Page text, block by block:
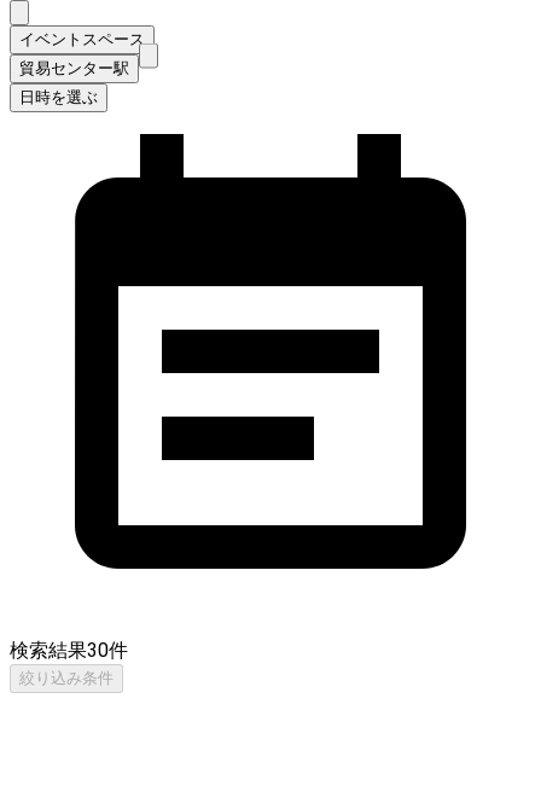
イベントスペース
貿易センター駅
日時を選ぶ
検索結果30件
絞り込み条件